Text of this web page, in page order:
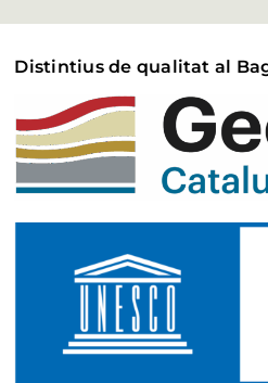
Distintius de qualitat al